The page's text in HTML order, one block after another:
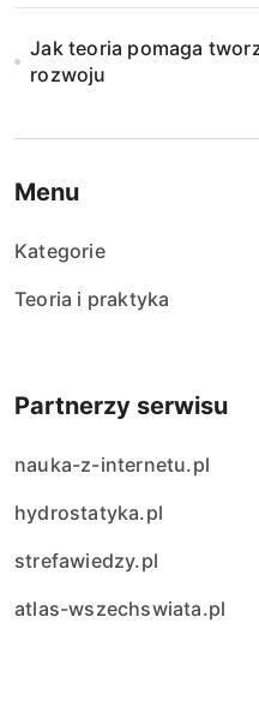
Jak teoria pomaga
rozwoju
Menu
Kategorie
Teoria i praktyka
Partnerzy serwisu
nauka-z-internetu.pl
hydrostatyka.pl
strefawiedzy.pl
atlas-wszechswiata.pl